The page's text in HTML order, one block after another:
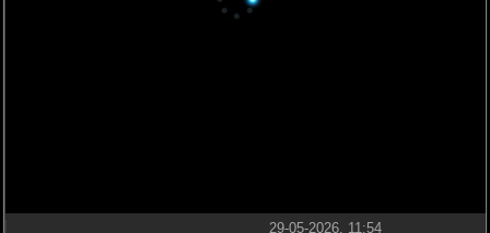
29-05-2026, 11:54